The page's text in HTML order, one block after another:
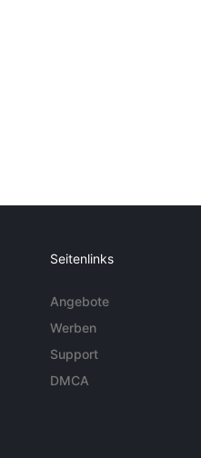
Seitenlinks
Angebote
Werben
Support
DMCA